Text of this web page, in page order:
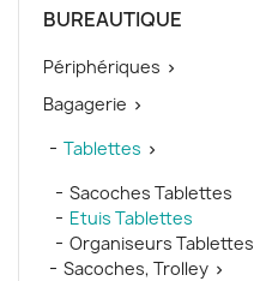
BUREAUTIQUE
Périphériques 
Bagagerie 
Tablettes 
Sacoches Tablettes
Etuis Tablettes
Organiseurs Tablettes
Sacoches, Trolley 